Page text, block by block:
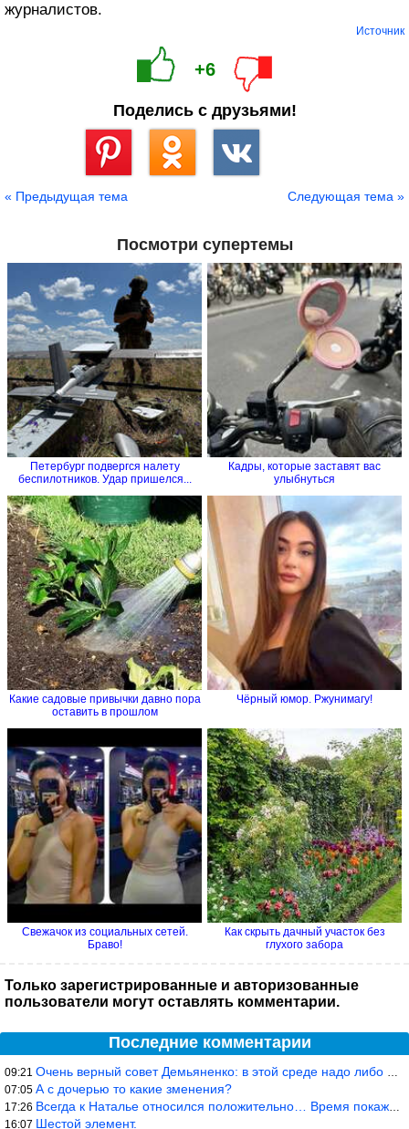
журналистов.
Источник
+6
Поделись с друзьями!
« Предыдущая тема Следующая тема »
Посмотри супертемы
Петербург подвергся налету
беспилотников. Удар пришелся...
Кадры, которые заставят вас
улыбнуться
Какие садовые привычки давно пора
оставить в прошлом
Чёрный юмор. Ржунимагу!
Свежачок из социальных сетей.
Браво!
Как cкрыть дачный участок без
глухого забора
Только зарегистрированные и авторизованные
пользователи могут оставлять комментарии.
Последние комментарии
09:21 Очень верный совет Демьяненко: в этой среде надо либо иметь зубы
07:05 А с дочерью то какие зменения?
17:26 Всегда к Наталье относился положительно… Время покажет, что буде
16:07 Шестой элемент.